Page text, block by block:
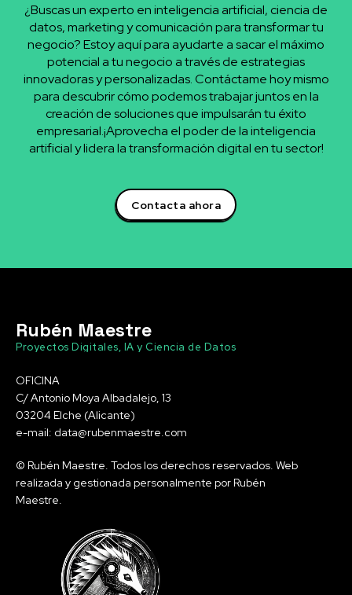
¿Buscas un experto en inteligencia artificial, ciencia de
datos, marketing y comunicación para transformar tu
negocio? Estoy aquí para ayudarte a sacar el máximo
potencial a tu negocio a través de estrategias
innovadoras y personalizadas. Contáctame hoy mismo
para descubrir cómo podemos trabajar juntos en la
creación de soluciones que impulsarán tu éxito
empresarial.¡Aprovecha el poder de la inteligencia
artificial y lidera la transformación digital en tu sector!
Contacta ahora
Rubén Maestre
Proyectos Digitales, IA y Ciencia de Datos
OFICINA
C/ Antonio Moya Albadalejo, 13
03204 Elche (Alicante)
e-mail: data@rubenmaestre.com
© Rubén Maestre. Todos los derechos reservados. Web
realizada y gestionada personalmente por Rubén
Maestre.